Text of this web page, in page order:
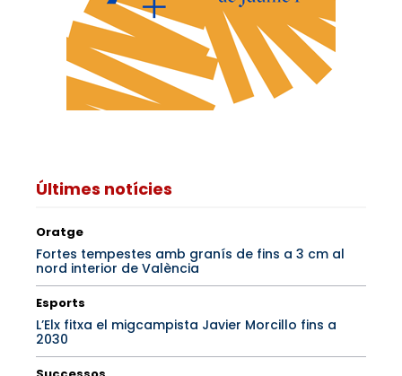
Últimes notícies
Oratge
Fortes tempestes amb granís de fins a 3 cm al
nord interior de València
Esports
L’Elx fitxa el migcampista Javier Morcillo fins a
2030